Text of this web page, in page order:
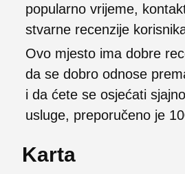
popularno vrijeme,
stvarne recenzije
Ovo mjesto ima dobre
da se dobro odnose
i da ćete se osjećati
usluge, preporučeno je
Karta